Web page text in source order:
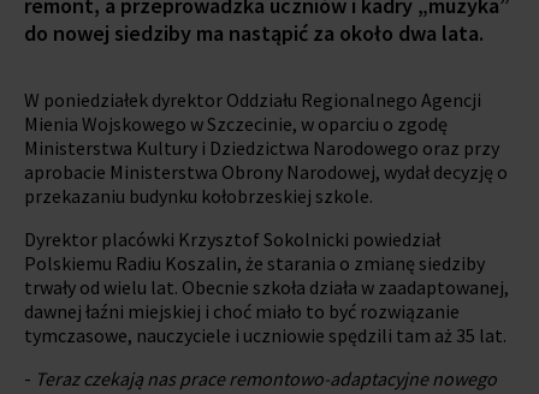
do nowej siedziby ma nastąpić za około dwa lata.
W poniedziałek dyrektor Oddziału Regionalnego Agencji
Mienia Wojskowego w Szczecinie, w oparciu o zgodę
Ministerstwa Kultury i Dziedzictwa Narodowego oraz przy
aprobacie Ministerstwa Obrony Narodowej, wydał decyzję o
przekazaniu budynku kołobrzeskiej szkole.
Dyrektor placówki Krzysztof Sokolnicki powiedział
Polskiemu Radiu Koszalin, że starania o zmianę siedziby
trwały od wielu lat. Obecnie szkoła działa w zaadaptowanej,
dawnej łaźni miejskiej i choć miało to być rozwiązanie
tymczasowe, nauczyciele i uczniowie spędzili tam aż 35 lat.
- Teraz czekają nas prace remontowo-adaptacyjne nowego